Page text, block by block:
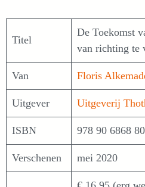
Titel
De Toekomst
van richting te
Van Floris
Uitgever Uitgeverij
ISBN 978 90 6868
Verschenen mei 2020